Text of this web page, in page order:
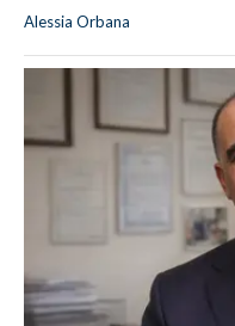
Alessia Orbana